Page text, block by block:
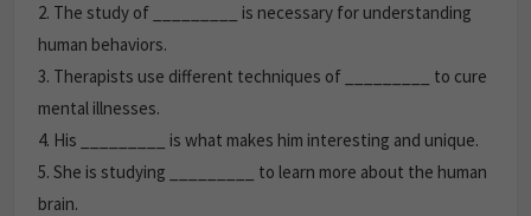
2. The study of _________ is necessary for understanding
human behaviors.
3. Therapists use different techniques of _________ to cure
mental illnesses.
4. His _________ is what makes him interesting and unique.
5. She is studying _________ to learn more about the human
brain.